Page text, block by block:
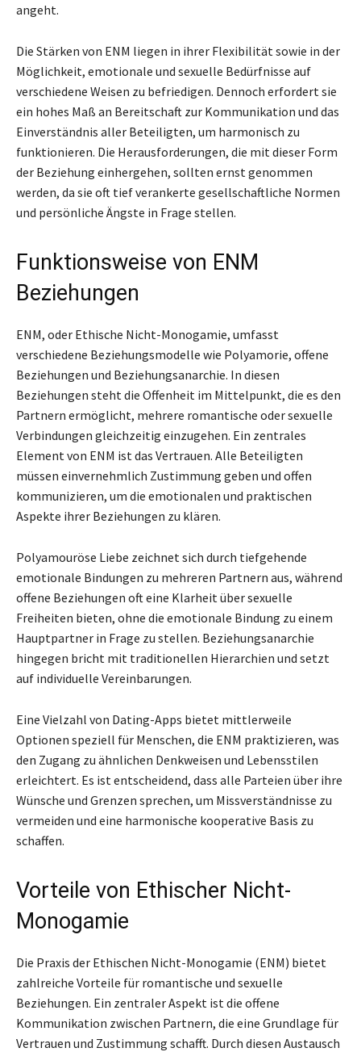
angeht.
Die Stärken von ENM liegen in ihrer Flexibilität sowie in der
Möglichkeit, emotionale und sexuelle Bedürfnisse auf
verschiedene Weisen zu befriedigen. Dennoch erfordert sie
ein hohes Maß an Bereitschaft zur Kommunikation und das
Einverständnis aller Beteiligten, um harmonisch zu
funktionieren. Die Herausforderungen, die mit dieser Form
der Beziehung einhergehen, sollten ernst genommen
werden, da sie oft tief verankerte gesellschaftliche Normen
und persönliche Ängste in Frage stellen.
Funktionsweise von ENM
Beziehungen
ENM, oder Ethische Nicht-Monogamie, umfasst
verschiedene Beziehungsmodelle wie Polyamorie, offene
Beziehungen und Beziehungsanarchie. In diesen
Beziehungen steht die Offenheit im Mittelpunkt, die es den
Partnern ermöglicht, mehrere romantische oder sexuelle
Verbindungen gleichzeitig einzugehen. Ein zentrales
Element von ENM ist das Vertrauen. Alle Beteiligten
müssen einvernehmlich Zustimmung geben und offen
kommunizieren, um die emotionalen und praktischen
Aspekte ihrer Beziehungen zu klären.
Polyamouröse Liebe zeichnet sich durch tiefgehende
emotionale Bindungen zu mehreren Partnern aus, während
offene Beziehungen oft eine Klarheit über sexuelle
Freiheiten bieten, ohne die emotionale Bindung zu einem
Hauptpartner in Frage zu stellen. Beziehungsanarchie
hingegen bricht mit traditionellen Hierarchien und setzt
auf individuelle Vereinbarungen.
Eine Vielzahl von Dating-Apps bietet mittlerweile
Optionen speziell für Menschen, die ENM praktizieren, was
den Zugang zu ähnlichen Denkweisen und Lebensstilen
erleichtert. Es ist entscheidend, dass alle Parteien über ihre
Wünsche und Grenzen sprechen, um Missverständnisse zu
vermeiden und eine harmonische kooperative Basis zu
schaffen.
Vorteile von Ethischer Nicht-
Monogamie
Die Praxis der Ethischen Nicht-Monogamie (ENM) bietet
zahlreiche Vorteile für romantische und sexuelle
Beziehungen. Ein zentraler Aspekt ist die offene
Kommunikation zwischen Partnern, die eine Grundlage für
Vertrauen und Zustimmung schafft. Durch diesen Austausch